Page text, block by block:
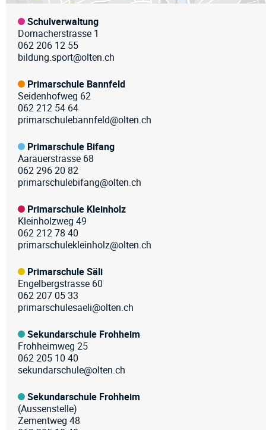
Schulverwaltung
Dornacherstrasse 1
062 206 12 55
bildung.sport@olten.ch
Primarschule Bannfeld
Seidenhofweg 62
062 212 54 64
primarschulebannfeld@olten.ch
Primarschule Bifang
Aarauerstrasse 68
062 296 20 82
primarschulebifang@olten.ch
Primarschule Kleinholz
Kleinholzweg 49
062 212 78 40
primarschulekleinholz@olten.ch
Primarschule Säli
Engelbergstrasse 60
062 207 05 33
primarschulesaeli@olten.ch
Sekundarschule Frohheim
Frohheimweg 25
062 205 10 40
sekundarschule@olten.ch
Sekundarschule Frohheim
(Aussenstelle)
Zementweg 48